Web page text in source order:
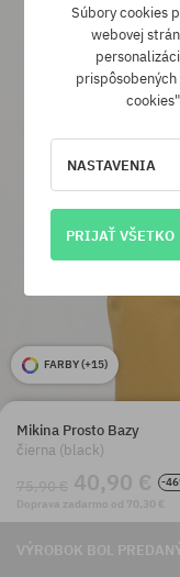
FARBY (+15)
Mikina Prosto Bazy
čierna (black)
75,90 € 40,90 €
-
Doprava zadarmo od 70,30 €
VÝROBOK BOL
Súbory cookies
webovej
NASTAVENIA
PRIJAŤ VŠETKO